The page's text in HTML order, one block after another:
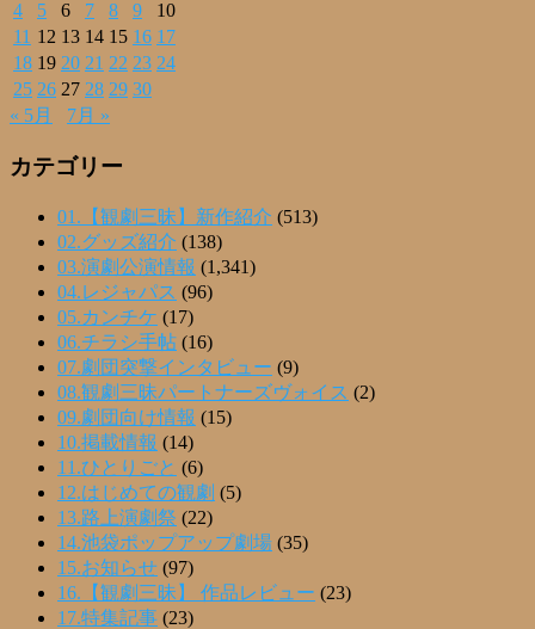
4
5 6 7 8 9
10
11 12 13 14 15 16 17
18 19 20 21 22 23 24
25 26 27 28 29 30
« 5月
7月 »
カテゴリー
01.【観劇三昧】新作紹介 (513)
02.グッズ紹介 (138)
03.演劇公演情報 (1,341)
04.レジャパス (96)
05.カンチケ (17)
06.チラシ手帖 (16)
07.劇団突撃インタビュー (9)
08.観劇三昧パートナーズヴォイス (2)
09.劇団向け情報 (15)
10.掲載情報 (14)
11.ひとりごと (6)
12.はじめての観劇 (5)
13.路上演劇祭 (22)
14.池袋ポップアップ劇場 (35)
15.お知らせ (97)
16.【観劇三昧】 作品レビュー (23)
17.特集記事 (23)